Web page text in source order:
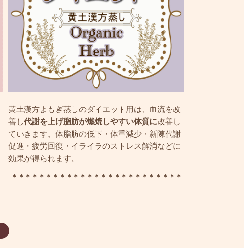
黄土漢方よもぎ蒸しのダイエット用は、血流を改
善し代謝を上げ脂肪が燃焼しやすい体質に改善し
ていきます。体脂肪の低下・体重減少・新陳代謝
促進・疲労回復・イライラのストレス解消などに
効果が得られます。
＊＊＊＊＊＊＊＊＊＊＊＊＊＊＊＊＊＊＊＊＊＊＊＊＊